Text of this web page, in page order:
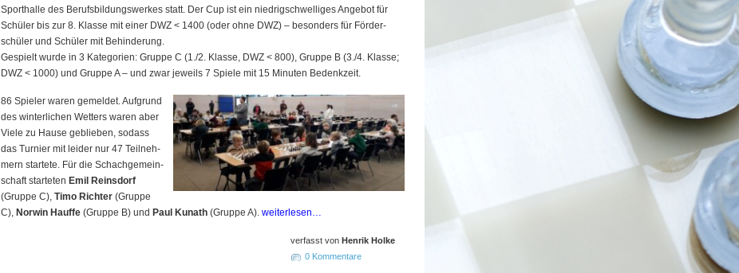
Sporthalle des Berufsbildungswerkes statt. Der Cup ist ein niedrig­schwelliges Angebot für
Schüler bis zur 8. Klasse mit einer DWZ < 1400 (oder ohne DWZ) – besonders für Förder­
schüler und Schüler mit Behinderung.
Gespielt wurde in 3 Kategorien: Gruppe C (1./2. Klasse, DWZ < 800), Gruppe B (3./4. Klasse;
DWZ < 1000) und Gruppe A – und zwar jeweils 7 Spiele mit 15 Minuten Bedenkzeit.
86 Spie­ler waren gemeldet. Auf­grund
des winterlichen Wetters waren aber
Viele zu Hause geblieben, sodass
das Turnier mit leider nur 47 Teil­neh­
mern startete. Für die Schach­ge­mein­
schaft starteten Emil Reinsdorf
(Gruppe C), Timo Richter (Gruppe
C), Norwin Hauffe (Gruppe B) und Paul Kunath (Gruppe A). weiterlesen…
verfasst von Henrik Holke
0 Kommentare